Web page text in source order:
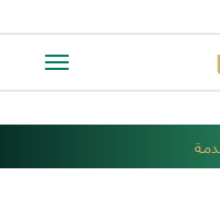
Toggle